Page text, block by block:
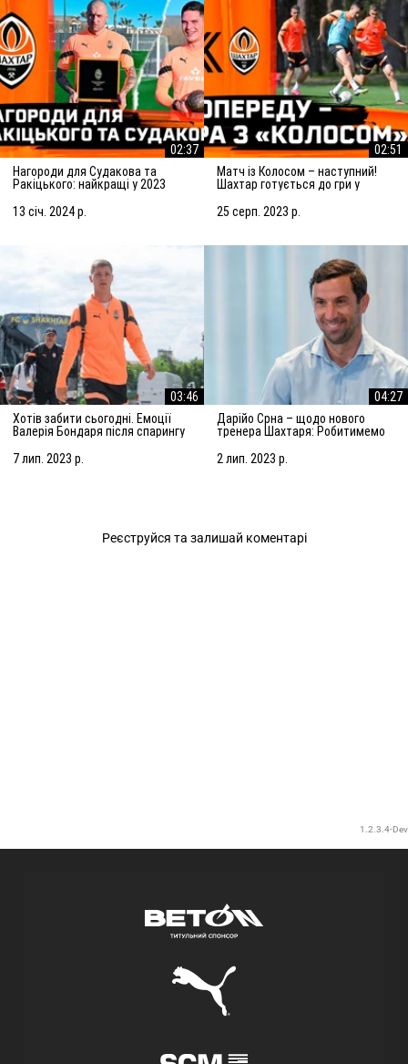
02:37
Нагороди для Судакова та
Ракіцького: найкращі у 2023
13 січ. 2024 р.
02:51
Матч із Колосом – наступний!
Шахтар готується до гри у
25 серп. 2023 р.
03:46
Хотів забити сьогодні. Емоції
Валерія Бондаря після спарингу
7 лип. 2023 р.
04:27
Дарійо Срна – щодо нового
тренера Шахтаря: Робитимемо
2 лип. 2023 р.